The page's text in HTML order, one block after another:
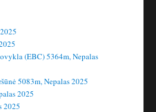
(EBC) 5364m, Nepalas
5083m, Nepalas 2025
2025
2025